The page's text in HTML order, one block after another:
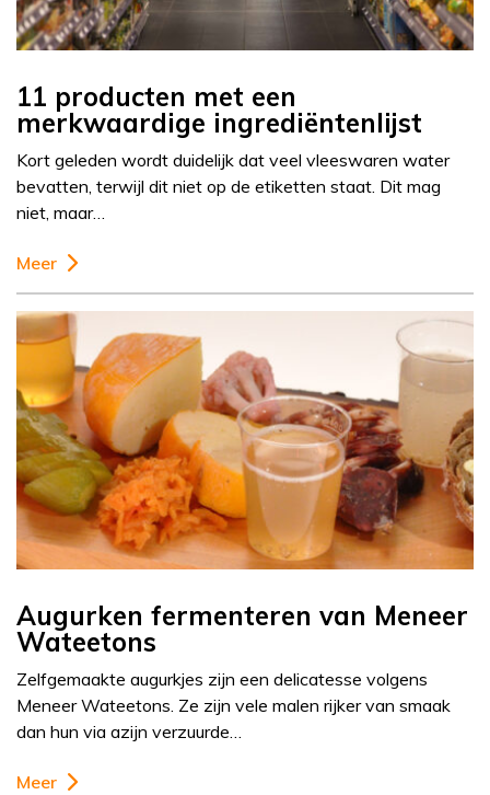
11 producten met een
merkwaardige ingrediëntenlijst
Kort geleden wordt duidelijk dat veel vleeswaren water
bevatten, terwijl dit niet op de etiketten staat. Dit mag
niet, maar…
Meer
Augurken fermenteren van Meneer
Wateetons
Zelfgemaakte augurkjes zijn een delicatesse volgens
Meneer Wateetons. Ze zijn vele malen rijker van smaak
dan hun via azijn verzuurde…
Meer